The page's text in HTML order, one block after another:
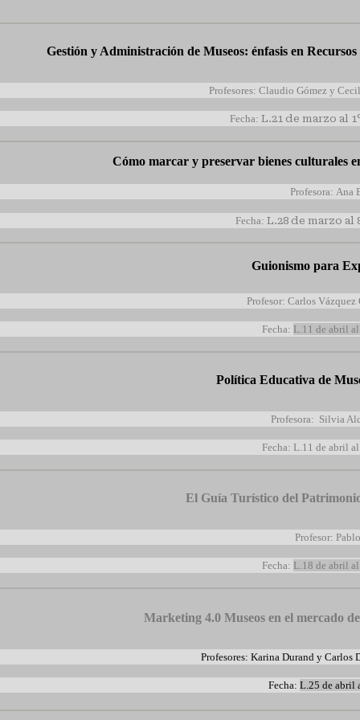
Gestión y Administración de Museos: énfasis en
Profesores: Claudio Gómez y
Fecha: L.21 de marzo al
Cómo marcar y preservar bienes culturales
Profesora: Ana
Fecha: L.28 de marzo al
Guionismo para
Profesor: Carlos
Fecha: L.11 de abril
Política Educativa de
Profesora: Silvia
Fecha: L.11 de abril
El Guía Turístico del
Profesor:
Fecha: L.18 de abril
Marketing 4.0 Museos en el mercado
Profesores: Karina Durand y Carlos
Fecha: L.25 de abril